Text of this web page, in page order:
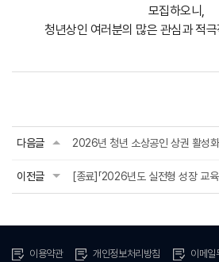
모집하오니,
청년상인 여러분의 많은 관심과 적
다음글
이전글 [종료]「2026년도 실전형 성장 교
이용약관 개인정보처리방침 이메일